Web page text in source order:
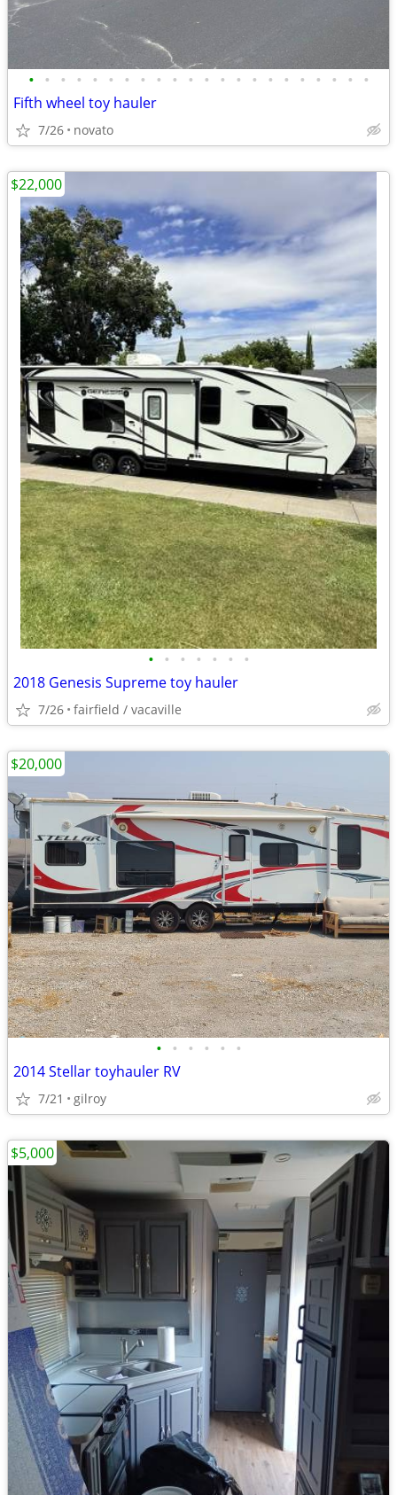
• • • • • • • • • • • • • • • • • • • • • •
Fifth wheel toy hauler
7/26 novato
• • • • • • •
2018 Genesis Supreme toy hauler
7/26 fairfield / vacaville
$22,000
• • • • • •
2014 Stellar toyhauler RV
7/21 gilroy
$20,000
$5,000